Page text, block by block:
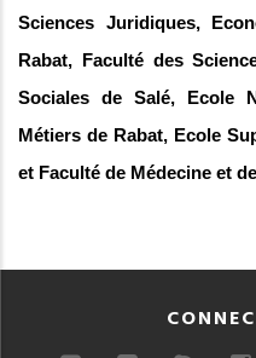
Sciences Juridiques,
Rabat, Faculté des
Sociales de Salé, Ecole
Métiers de Rabat, Ecole
et Faculté de Médecine et